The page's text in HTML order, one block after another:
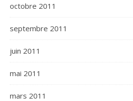
octobre 2011
septembre 2011
juin 2011
mai 2011
mars 2011